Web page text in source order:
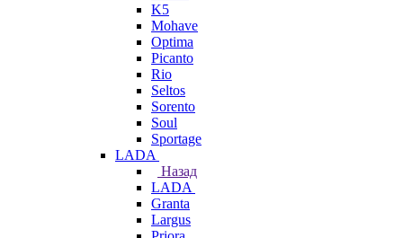
K5
Mohave
Optima
Picanto
Rio
Seltos
Sorento
Soul
Sportage
LADA
Назад
LADA
Granta
Largus